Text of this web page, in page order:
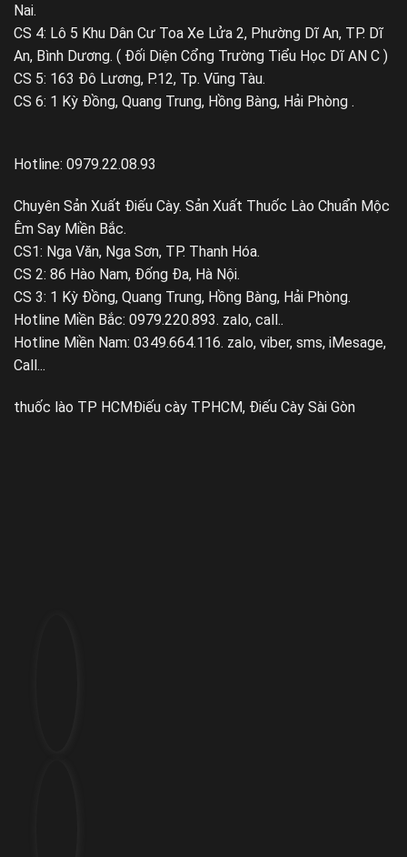
Nai.
CS 4: Lô 5 Khu Dân Cư Toa Xe Lửa 2, Phường Dĩ An, TP. Dĩ
An, Bình Dương. ( Đối Diện Cổng Trường Tiểu Học Dĩ AN C )
CS 5: 163 Đô Lương, P.12, Tp. Vũng Tàu.
CS 6: 1 Kỳ Đồng, Quang Trung, Hồng Bàng, Hải Phòng .
Hotline: 0979.22.08.93
Chuyên Sản Xuất Điếu Cày. Sản Xuất Thuốc Lào Chuẩn Mộc
Êm Say Miền Bắc.
CS1: Nga Văn, Nga Sơn, TP. Thanh Hóa.
CS 2: 86 Hào Nam, Đống Đa, Hà Nội.
CS 3: 1 Kỳ Đồng, Quang Trung, Hồng Bàng, Hải Phòng.
Hotline Miền Bắc: 0979.220.893. zalo, call..
Hotline Miền Nam: 0349.664.116. zalo, viber, sms, iMesage,
Call...
thuốc lào TP HCMĐiếu cày TPHCM, Điếu Cày Sài Gòn